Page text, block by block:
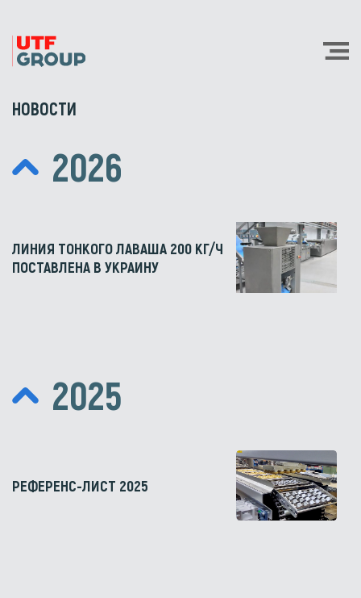
НОВОСТИ
2026
ЛИНИЯ ТОНКОГО ЛАВАША 200 КГ/Ч
ПОСТАВЛЕНА В УКРАИНУ
2025
РЕФЕРЕНС-ЛИСТ 2025